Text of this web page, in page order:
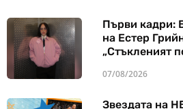
Първи кадри:
на Естер
„Стъкленият
07/08/2026
Звездата на